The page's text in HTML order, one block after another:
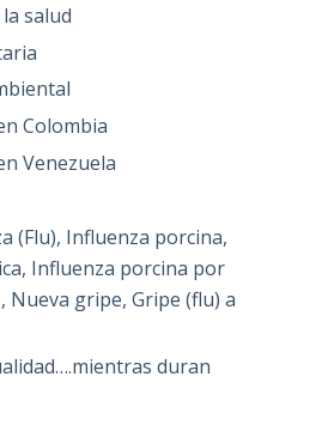
salud
Colombia
Venezuela
(Flu), Influenza porcina,
Influenza porcina por
Nueva gripe, Gripe (flu) a
duran